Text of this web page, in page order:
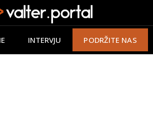
INTERVJU PODRŽITE NAS